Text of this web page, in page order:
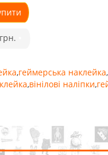
,геймерська наклейка,
,вінілові наліпки,